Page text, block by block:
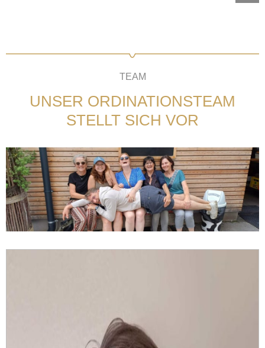
TEAM
UNSER ORDINATIONSTEAM
STELLT SICH VOR